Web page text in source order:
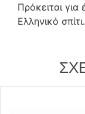
Πρόκειται
Ελληνικό σπίτι.